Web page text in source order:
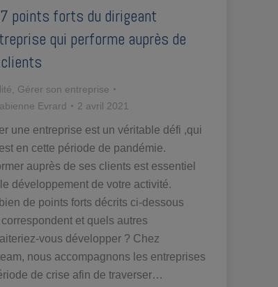
points forts du dirigeant
qui performe auprès de
, Gérer son entreprise
Evrard 2 avril 2021
une entreprise est un véritable défi ,qui
en cette période de pandémie.
auprès de ses clients est essentiel
développement de votre activité.
de points forts décrits ci-dessous
et quels autres
vous développer ? Chez
nous accompagnons les entreprises
de crise afin de traverser…